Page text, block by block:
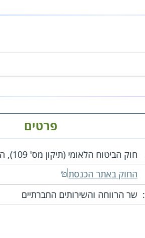
פרטים
חוק הביטוח הלאומי (תיקון מס' 109), התשס"ח-2008
החוק באתר הכנסת
שר הרווחה והשירותים החברתיים